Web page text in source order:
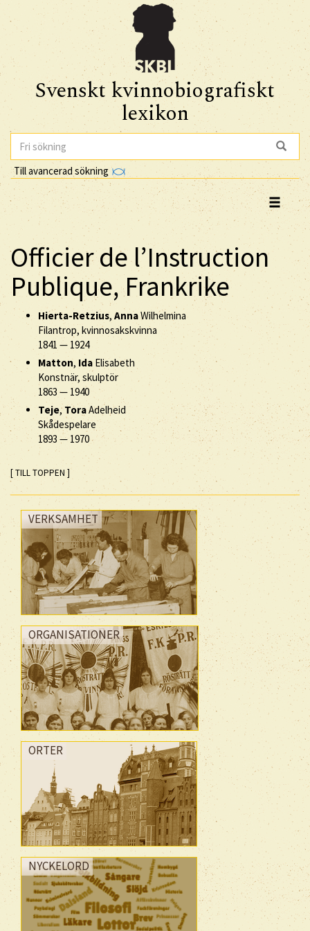
Svenskt kvinnobiografiskt
lexikon
Till avancerad sökning
Officier de l’Instruction
Publique, Frankrike
Hierta-Retzius, AnnaWilhelmina
Filantrop, kvinnosakskvinna
1841 — 1924
Matton, Ida Elisabeth
Konstnär, skulptör
1863 — 1940
Teje,ToraAdelheid
Skådespelare
1893 —1970
[ TILL TOPPEN ]
VERKSAMHET
ORGANISATIONER
ORTER
NYCKELORD